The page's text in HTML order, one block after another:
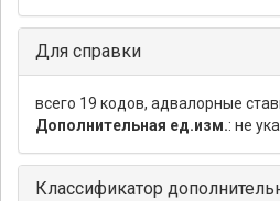
Для справки
всего 19 кодов, адвалорные
Дополнительная ед.изм.: не
Классификатор